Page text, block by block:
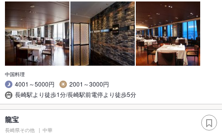
中国料理
4001～5000円
2001～3000円
長崎駅より徒歩1分/長崎駅前電停より徒歩5分
龍宝
長崎県その他 中華